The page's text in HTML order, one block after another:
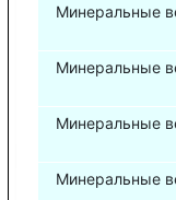
Минеральные
Минеральные
Минеральные
Минеральные